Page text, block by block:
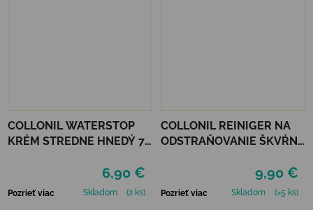
COLLONIL WATERSTOP
KRÉM STREDNE HNEDÝ 75
6,90 €
Pozrieť viac Skladom (2 ks)
COLLONIL REINIGER NA
ODSTRAŇOVANIE ŠKVŔN
9,90 €
Pozrieť viac Skladom (>5 ks)